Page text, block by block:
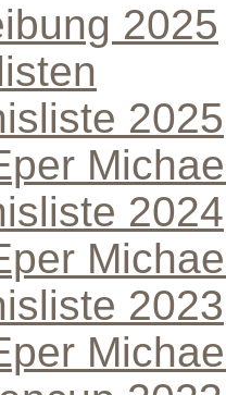
2025
2025
2024
2023